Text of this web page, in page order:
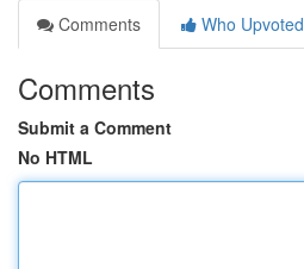
Comments
Who Upvoted
Comments
Submit a Comment
No HTML